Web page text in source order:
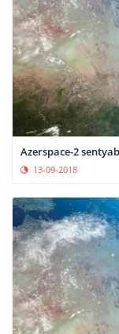
Azerspace-2
13-09-2018